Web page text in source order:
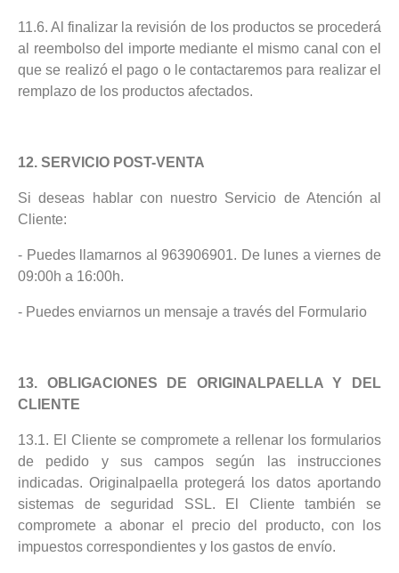
11.6. Al finalizar la revisión de los productos se procederá
al reembolso del importe mediante el mismo canal con el
que se realizó el pago o le contactaremos para realizar el
remplazo de los productos afectados.
12. SERVICIO POST-VENTA
Si deseas hablar con nuestro Servicio de Atención al
Cliente:
- Puedes llamarnos al 963906901. De lunes a viernes de
09:00h a 16:00h.
- Puedes enviarnos un mensaje a través del Formulario
13. OBLIGACIONES DE ORIGINALPAELLA Y DEL
CLIENTE
13.1. El Cliente se compromete a rellenar los formularios
de pedido y sus campos según las instrucciones
indicadas. Originalpaella protegerá los datos aportando
sistemas de seguridad SSL. El Cliente también se
compromete a abonar el precio del producto, con los
impuestos correspondientes y los gastos de envío.